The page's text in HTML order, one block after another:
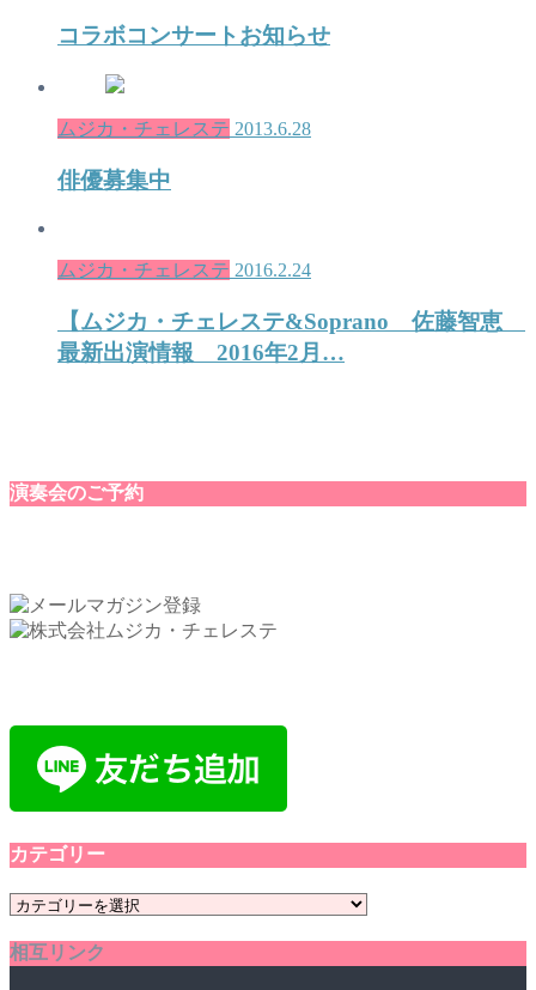
コラボコンサートお知らせ
ムジカ・チェレステ 2013.6.28
俳優募集中
ムジカ・チェレステ 2016.2.24
【ムジカ・チェレステ&Soprano 佐藤智恵
最新出演情報 2016年2月…
演奏会のご予約
カテゴリー
カ
ゴ
相互リンク